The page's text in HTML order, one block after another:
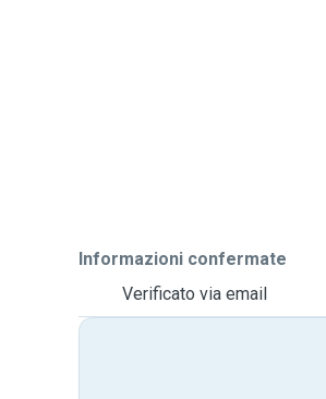
Informazioni confermate
Verificato via email